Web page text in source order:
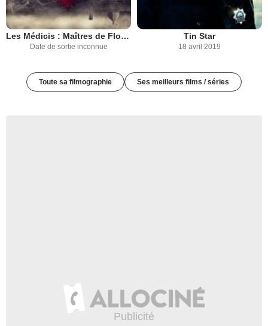
Les Médicis : Maîtres de Florence / Lorenzo le Magnifique
Date de sortie inconnue
Tin Star
18 avril 2019
Toute sa filmographie Ses meilleurs films / séries